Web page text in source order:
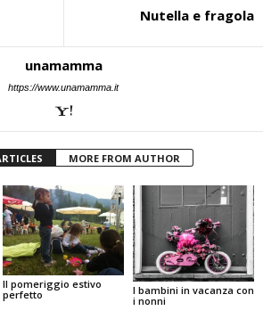
Nutella e fragola
unamamma
https://www.unamamma.it
MORE FROM AUTHOR
Il pomeriggio estivo
perfetto
I bambini in vacanza con
i nonni